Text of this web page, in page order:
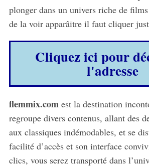
plonger dans un univers riche de
de la voir apparâitre il faut cliquer
Cliquez ici pour
l'adresse
flemmix.comest la destination
regroupe divers contenus, allant des
aux classiques indémodables, et se
facilité d’accès et son interface
clics, vous serez transporté dans